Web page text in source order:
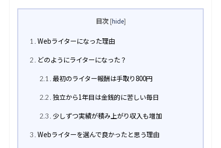
目次 [hide]
1 Webライターになった理由
2 どのようにライターになった？
2.1 最初のライター報酬は手取り800円
2.2 独立から1年目は金銭的に苦しい毎日
2.3 少しずつ実績が積み上がり収入も増加
3 Webライターを選んで良かったと思う理由